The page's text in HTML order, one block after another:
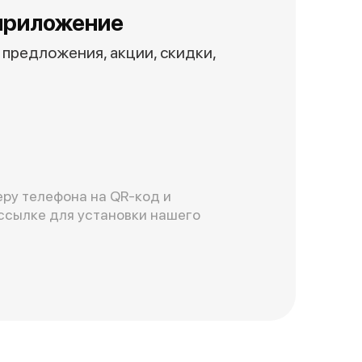
акции, скидки,
телефона на QR-код и
для установки нашего